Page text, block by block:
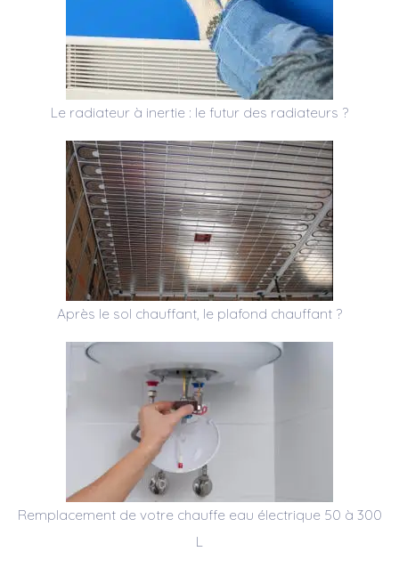
Le radiateur à inertie : le futur des radiateurs ?
Après le sol chauffant, le plafond chauffant ?
Remplacement de votre chauffe eau électrique 50 à 300
L